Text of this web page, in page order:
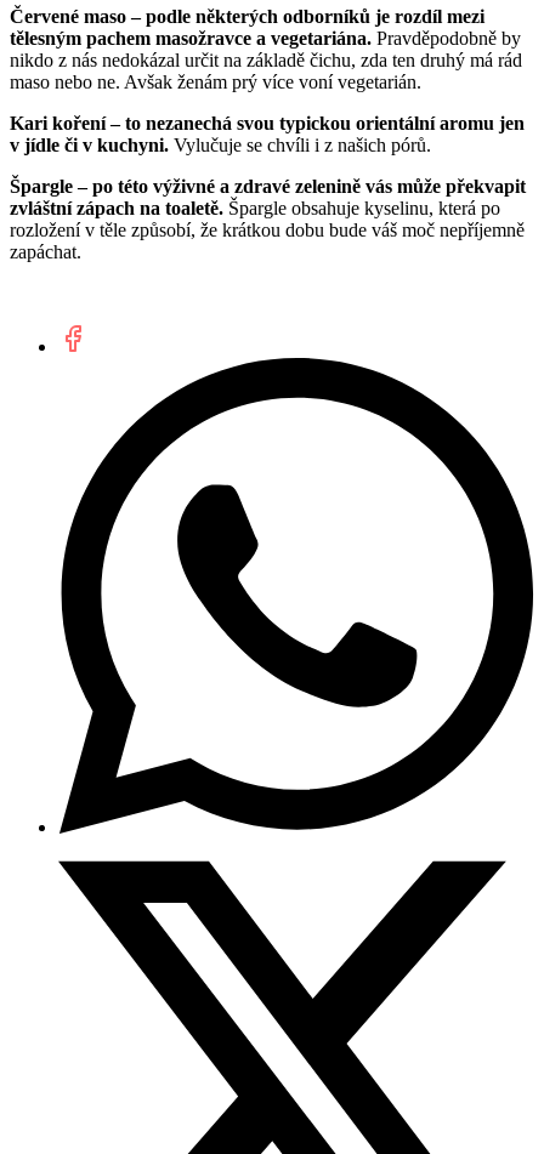
Červené maso – podle některých odborníků je rozdíl mezi
tělesným pachem masožravce a vegetariána. Pravděpodobně by
nikdo z nás nedokázal určit na základě čichu, zda ten druhý má rád
maso nebo ne. Avšak ženám prý více voní vegetarián.
Kari koření – to nezanechá svou typickou orientální aromu jen
v jídle či v kuchyni. Vylučuje se chvíli i z našich pórů.
Špargle – po této výživné a zdravé zelenině vás může překvapit
zvláštní zápach na toaletě. Špargle obsahuje kyselinu, která po
rozložení v těle způsobí, že krátkou dobu bude váš moč nepříjemně
zapáchat.